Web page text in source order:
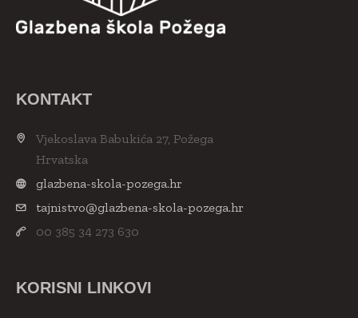
KONTAKT
Vjekoslava Babukića 27, Požega
Hrvatska
glazbena-skola-pozega.hr
tajnistvo@glazbena-skola-pozega.hr
00 385 34 273 630
KORISNI LINKOVI